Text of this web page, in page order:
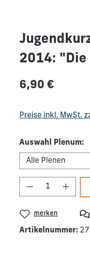
2014: "Die
Regulärer Preis:
6,90 €
Preise inkl. MwSt.
Auswahl Plenum:
Produkt
merken
Artikelnummer: